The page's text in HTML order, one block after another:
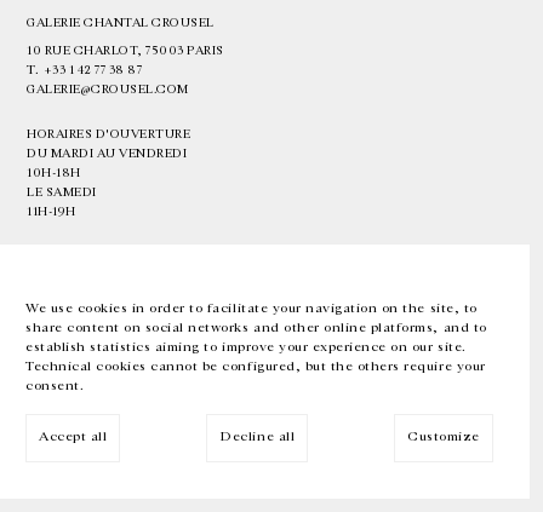
We use cookies in order to facilitate your navigation on the site, to
share content on social networks and other online platforms, and to
establish statistics aiming to improve your experience on our site.
Technical cookies cannot be configured, but the others require your
consent.
Accept all Decline all Customize
GALERIE CHANTAL CROUSEL
10 RUE CHARLOT, 75003 PARIS
T. +33 1 42 77 38 87
GALERIE@CROUSEL.COM
HORAIRES D'OUVERTURE
DU MARDI AU VENDREDI
10H-18H
LE SAMEDI
11H-19H
EN FR 中文 Facebook Instagram
Inscrivez-vous à notre newsletter